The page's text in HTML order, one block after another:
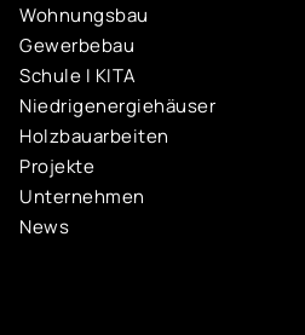
Wohnungsbau
Gewerbebau
Schule I KITA
Niedrigenergiehäuser
Holzbauarbeiten
Projekte
Unternehmen
News